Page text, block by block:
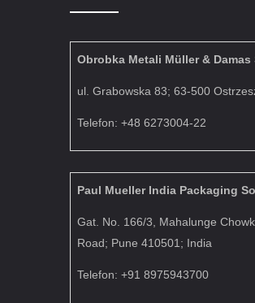
Obrobka Metali Müller & Damas
ul. Grabowska 83; 63-500
Telefon: +48 6273004-22
Paul Mueller India Packaging
Gat. No. 166/3, Mahalunge
Road; Pune 410501; India
Telefon: +91 8975943700